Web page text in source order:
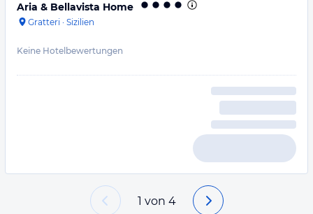
Aria & Bellavista Home
Gratteri · Sizilien
Keine Hotelbewertungen
1 von 4